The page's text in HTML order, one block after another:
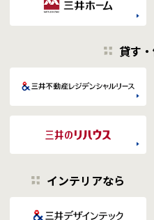
貸す
インテリアなら